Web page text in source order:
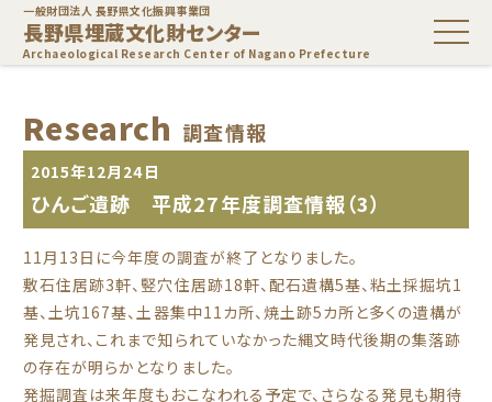
一般財団法人 長野県文化振興事業団
長野県埋蔵文化財センター
Archaeological Research Center of Nagano Prefecture
Research 調査情報
2015年12月24日
ひんご遺跡 平成27年度調査情報（3）
11月13日に今年度の調査が終了となりました。
敷石住居跡3軒、竪穴住居跡18軒、配石遺構5基、粘土採掘坑1
基、土坑167基、土器集中11カ所、焼土跡5カ所と多くの遺構が
発見され、これまで知られていなかった縄文時代後期の集落跡
の存在が明らかとなりました。
発掘調査は来年度もおこなわれる予定で、さらなる発見も期待